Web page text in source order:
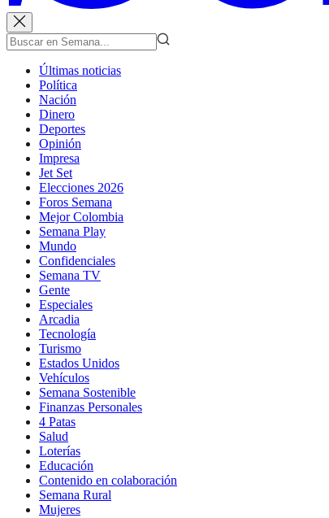
Últimas noticias
Política
Nación
Dinero
Deportes
Opinión
Impresa
Jet Set
Elecciones 2026
Foros Semana
Mejor Colombia
Semana Play
Mundo
Confidenciales
Semana TV
Gente
Especiales
Arcadia
Tecnología
Turismo
Estados Unidos
Vehículos
Semana Sostenible
Finanzas Personales
4 Patas
Salud
Loterías
Educación
Contenido en colaboración
Semana Rural
Mujeres